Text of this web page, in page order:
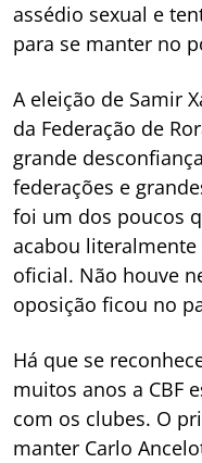
assédio sexual e
para se manter no
A eleição de Samir
da Federação de
grande
federações e
foi um dos poucos
acabou
oficial. Não houve
oposição ficou no
Há que se
muitos anos a CBF
com os clubes. O
manter Carlo